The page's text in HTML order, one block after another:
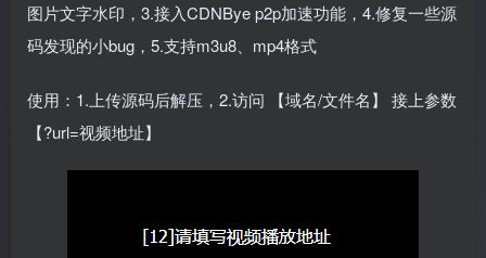
图片文字水印，3.接入CDNBye p2p加速功能，4.修复一些源
码发现的小bug，5.支持m3u8、mp4格式
使用：1.上传源码后解压，2.访问 【域名/文件名】 接上参数
【?url=视频地址】